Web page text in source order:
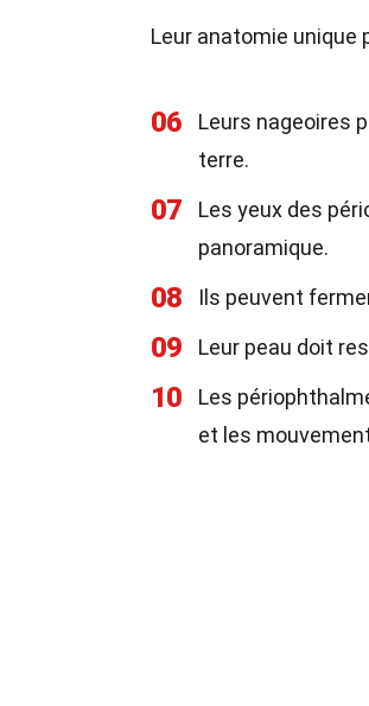
Leur anatomie unique
06 Leurs nageoires
terre.
07
Les yeux des
panoramique.
08 Ils peuvent
09 Leur peau doit
10
Les
et les